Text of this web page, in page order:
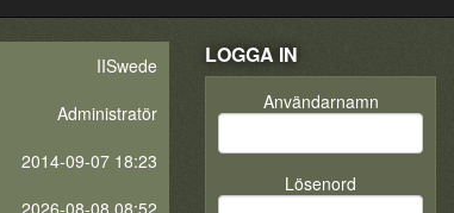
IISwede
Administratör
2014-09-07 18:23
2026-08-08 08:52
LOGGA IN
Användarnamn
Lösenord